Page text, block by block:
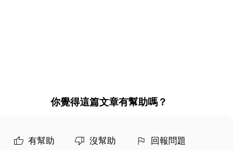
你覺得這篇文章有幫助嗎？
有幫助 沒幫助 回報問題